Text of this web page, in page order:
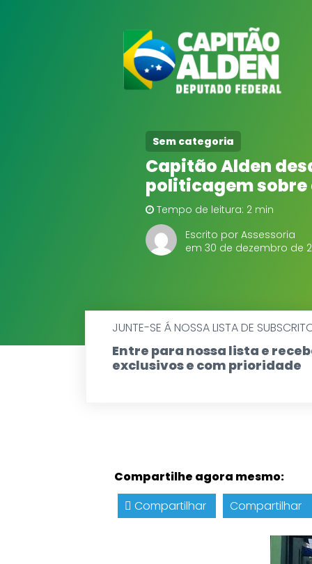
Sem categoria
Capitão Alden
politicagem sobre
Tempo de leitura: 2 min
Escrito por Assessoria
em 30 de dezembro de
JUNTE-SE Á NOSSA LISTA DE
Entre para nossa lista e
exclusivos e com prioridade
Compartilhe agora mesmo:
Compartilhar
Compartilhar